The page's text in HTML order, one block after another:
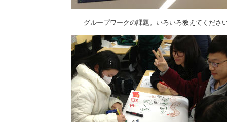
グループワークの課題。いろいろ教えてくださ